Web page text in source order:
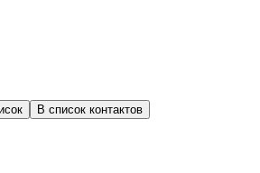
В список контактов